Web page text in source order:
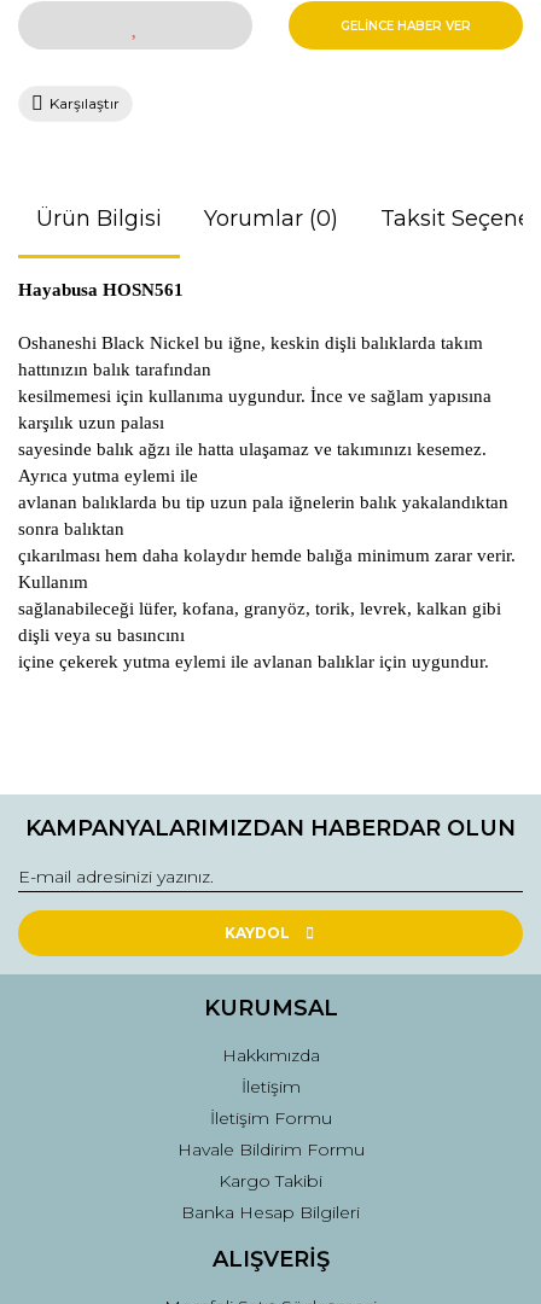
GELİNCE HABER VER
Karşılaştır
Ürün Bilgisi Yorumlar (0) Taksit
Hayabusa HOSN561
Oshaneshi Black Nickel bu iğne, keskin dişli balıklarda takım
hattınızın balık tarafından
kesilmemesi için kullanıma uygundur. İnce ve sağlam yapısına
karşılık uzun palası
sayesinde balık ağzı ile hatta ulaşamaz ve takımınızı kesemez.
Ayrıca yutma eylemi ile
avlanan balıklarda bu tip uzun pala iğnelerin balık yakalandıktan
sonra balıktan
çıkarılması hem daha kolaydır hemde balığa minimum zarar verir.
Kullanım
sağlanabileceği lüfer, kofana, granyöz, torik, levrek, kalkan gibi
dişli veya su basıncını
içine çekerek yutma eylemi ile avlanan balıklar için uygundur.
konularda yetersiz gördüğünüz noktaları öneri formunu
Görüş ve önerileriniz için teşekkür ederiz.
Ürün resmi kalitesiz, bozuk veya görüntülenemiyor.
Ürün açıklamasında eksik bilgiler bulunuyor.
Ürün fiyatı diğer sitelerden daha pahalı.
Gönder
KAMPANYALARIMIZDAN HABERDAR OLUN
KAYDOL
KURUMSAL
Hakkımızda
İletişim
İletişim Formu
Havale Bildirim Formu
Kargo Takibi
Banka Hesap Bilgileri
ALIŞVERİŞ